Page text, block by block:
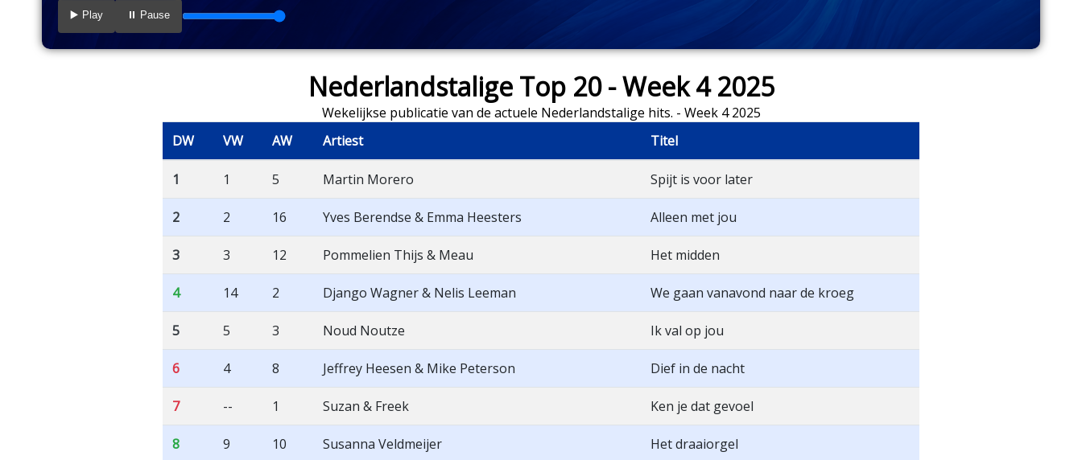
▶️ Play ⏸️ Pause
Nederlandstalige Top 20 - Week 4 2025
Wekelijkse publicatie van de actuele Nederlandstalige hits. - Week 4 2025
DW
VW AW Artiest Titel
1 1 5 Martin Morero Spijt is voor later
2 2 16 Yves Berendse & Emma Heesters Alleen met jou
3 3 12 Pommelien Thijs & Meau Het midden
4 14 2 Django Wagner & Nelis Leeman We gaan vanavond naar de kroeg
5 5 3 Noud Noutze Ik val op jou
6 4 8 Jeffrey Heesen & Mike Peterson Dief in de nacht
7 -- 1 Suzan & Freek Ken je dat gevoel
8 9 10 Susanna Veldmeijer Het draaiorgel